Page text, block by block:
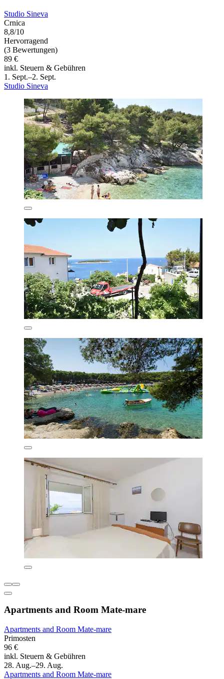
Studio Sineva
Crnica
8,8/10
Hervorragend
(3 Bewertungen)
89 €
inkl. Steuern & Gebühren
1. Sept.–2. Sept.
Studio Sineva
Apartments and Room Mate-mare
Apartments and Room Mate-mare
Primosten
96 €
inkl. Steuern & Gebühren
28. Aug.–29. Aug.
Apartments and Room Mate-mare